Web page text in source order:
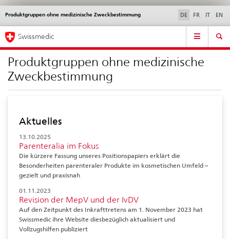
Direktnavigation
News,
Rechtsgrundlagen,
Kontakt
News & Updates Kontakt | Support & Hilfe
Produktgruppen ohne medizinische Zweckbestimmung
Sprachwahl DE FR IT EN
Service
Hauptnavigation
Swissmedic
Produktgruppen ohne medizinische
Zweckbestimmung
Aktuelles
13.10.2025
Parenteralia im Fokus
Die kürzere Fassung unseres Positionspapiers erklärt die
Besonderheiten parenteraler Produkte im kosmetischen Umfeld –
gezielt und praxisnah
01.11.2023
Revision der MepV und der IvDV
Auf den Zeitpunkt des Inkrafttretens am 1. November 2023 hat
Swissmedic ihre Website diesbezüglich aktualisiert und
Vollzugshilfen publiziert